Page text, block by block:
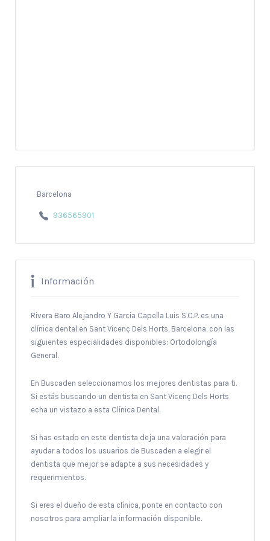
Barcelona
936565901
Información
Rivera Baro Alejandro Y Garcia Capella Luis S.C.P. es una
clínica dental en Sant Vicenç Dels Horts, Barcelona, con las
siguientes especialidades disponibles: Ortodolongía
General.
En Buscaden seleccionamos los mejores dentistas para ti.
Si estás buscando un dentista en Sant Vicenç Dels Horts
echa un vistazo a esta Clínica Dental.
Si has estado en este dentista deja una valoración para
ayudar a todos los usuarios de Buscaden a elegir el
dentista que mejor se adapte a sus necesidades y
requerimientos.
Si eres el dueño de esta clínica, ponte en contacto con
nosotros para ampliar la información disponible.